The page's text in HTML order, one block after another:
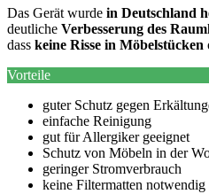
Das Gerät wurde in Deutschland
deutliche Verbesserung des
dass keine Risse in Möbelstücken
Vorteile
guter Schutz gegen
einfache Reinigung
gut für Allergiker geeignet
Schutz von Möbeln in der
geringer Stromverbrauch
keine Filtermatten notwendig